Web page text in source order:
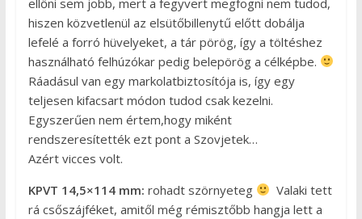
hiszen közvetlenül az elsütőbillenytű előtt dobálja
lefelé a forró hüvelyeket, a tár pörög, így a töltéshez
használható felhúzókar pedig belepörög a célképbe.
Ráadásul van egy markolatbiztosítója is, így egy
teljesen kifacsart módon tudod csak kezelni.
Egyszerűen nem értem,hogy miként
rendszeresítették ezt pont a Szovjetek…
Azért vicces volt.
KPVT 14,5×114 mm: rohadt szörnyeteg
Valaki tett
rá csőszájféket, amitől még rémisztőbb hangja lett a